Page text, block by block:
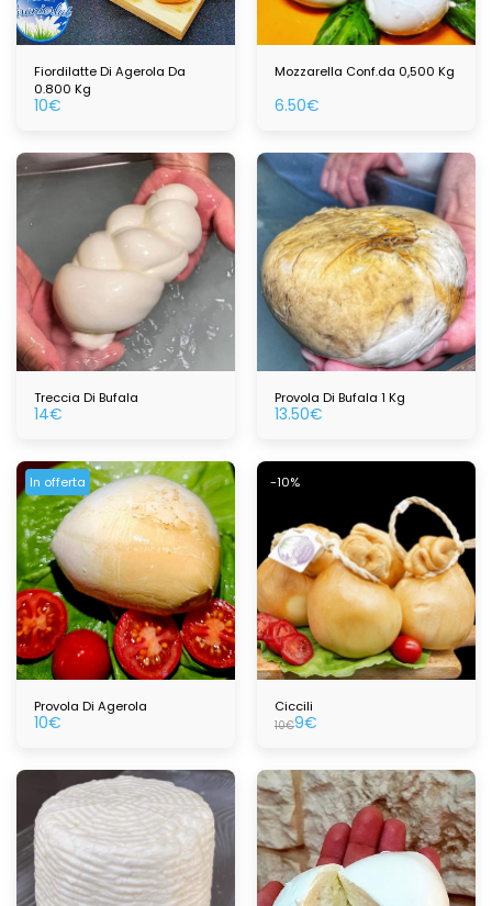
Fiordilatte Di Agerola Da
0.800 Kg
10€
Mozzarella Conf.da 0,500 Kg
6.50€
Treccia Di Bufala
14€
Provola Di Bufala 1 Kg
13.50€
In offerta
Provola Di Agerola
10€
-10%
Ciccili
10€9€